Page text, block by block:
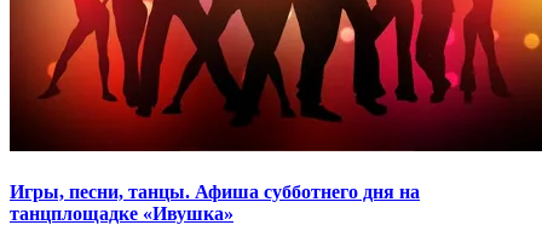
Игры, песни, танцы. Афиша субботнего дня на
танцплощадке «Ивушка»